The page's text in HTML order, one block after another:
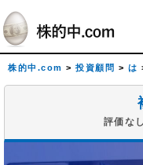
株的中.com > 投資顧問 > は
評価な